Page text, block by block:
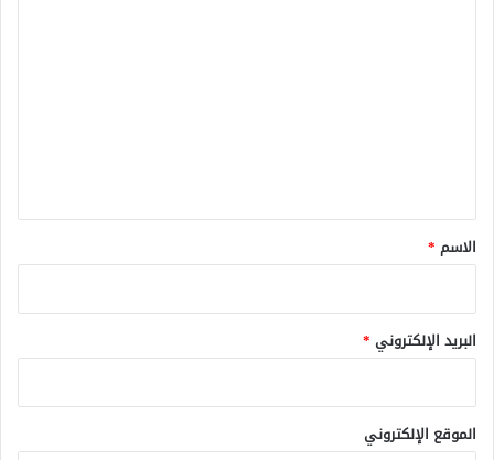
*
الاسم *
البريد الإلكتروني *
الموقع الإلكتروني